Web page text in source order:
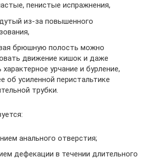
пенистые испражнения,
из-за повышенного
брюшную полость можно
движение кишок и даже
урчание и бурление,
об усиленной перистальтике
трубки.
анального отверстия;
дефекации в течении длительного